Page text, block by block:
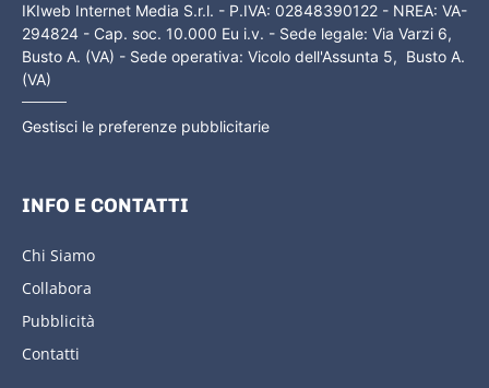
IKIweb Internet Media S.r.l. - P.IVA: 02848390122 - NREA: VA-
294824 - Cap. soc. 10.000 Eu i.v. - Sede legale: Via Varzi 6,
Busto A. (VA) - Sede operativa: Vicolo dell'Assunta 5, Busto A.
(VA)
Gestisci le preferenze pubblicitarie
INFO E CONTATTI
Chi Siamo
Collabora
Pubblicità
Contatti